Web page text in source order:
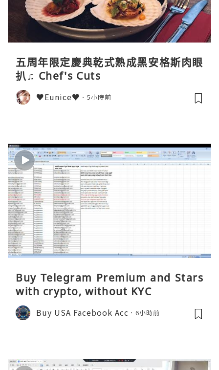
五周年限定慶典乾式熟成黑安格斯肉眼
扒♫ Chef's Cuts
♥Eunice♥ 5小時前
Buy Telegram Premium and Stars
with crypto, without KYC
Buy USA Facebook Acc 6小時前